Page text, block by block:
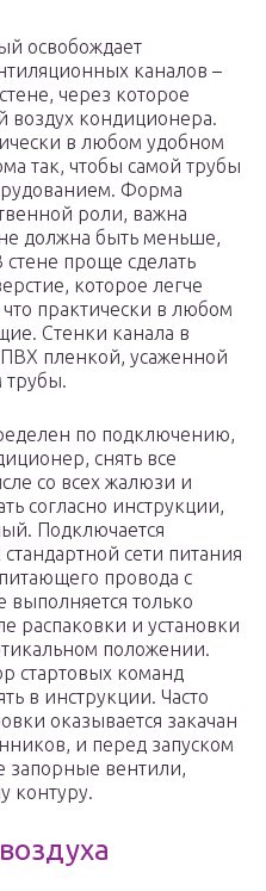
освобождает
каналов –
через которое
воздух кондиционера.
в любом удобном
так, чтобы самой трубы
Форма
роли, важна
должна быть меньше,
проще сделать
которое легче
что практически в любом
Стенки канала в
пленкой, усаженной
трубы.
по подключению,
снять все
со всех жалюзи и
согласно инструкции,
Подключается
сети питания
провода с
только
распаковки и установки
положении.
стартовых команд
в инструкции. Часто
оказывается закачан
и перед запуском
запорные вентили,
контуру.